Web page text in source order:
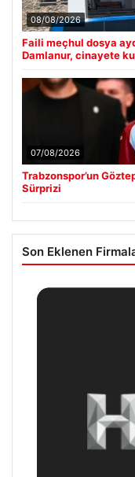
08/08/2026
Faili meçhul dosya
Damlanur, cinayete
07/08/2026
Trabzonspor’un
Sürprizi
Son Eklenen